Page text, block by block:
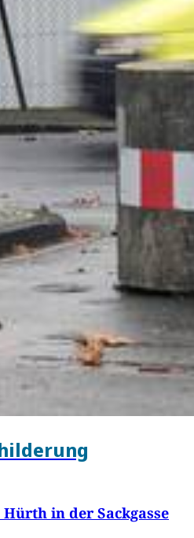
in der Sackgasse